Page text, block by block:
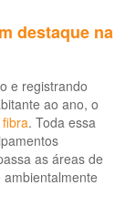
destaque na
e registrando
ao ano, o
. Toda essa
as áreas de